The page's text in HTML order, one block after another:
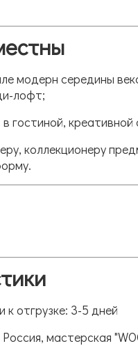
модерн середины
лофт;
гостиной, креативной
коллекционеру
к отгрузке: 3-5 дней
мастерская